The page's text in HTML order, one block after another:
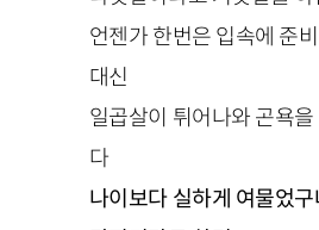
언젠가 한번은 입속에 준
대신
일곱살이 튀어나와 곤욕
다
나이보다 실하게 여물었